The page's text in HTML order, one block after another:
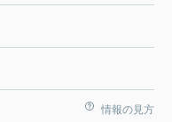
情報の見方